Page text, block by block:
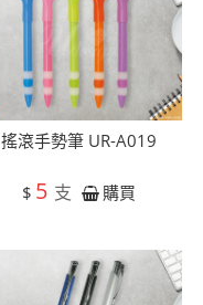
搖滾手勢筆 UR-A019
$ 5 支 購買